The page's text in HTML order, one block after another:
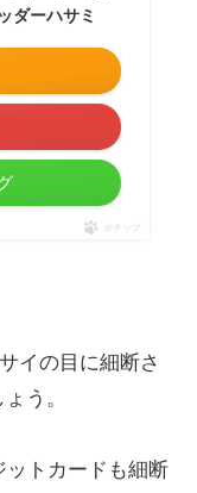
ダーハサミ
ポチップ
イの目に細断さ
う。
トカードも細断